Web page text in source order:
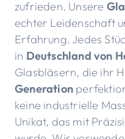
zufrieden. Unsere
echter Leidenschaft
Erfahrung. Jedes
in Deutschland von
Glasbläsern, die ihr
Generation
keine industrielle
Unikat, das mit